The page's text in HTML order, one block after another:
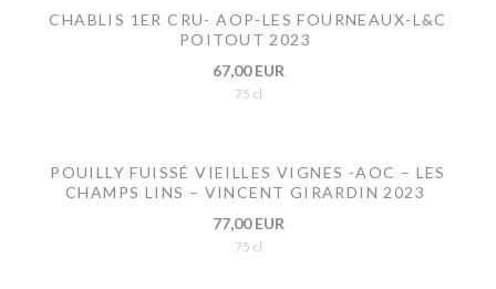
CHABLIS 1ER CRU- AOP-LES FOURNEAUX-L&C
POITOUT 2023
67,00 EUR
75 cl
POUILLY FUISSÉ VIEILLES VIGNES -AOC – LES
CHAMPS LINS – VINCENT GIRARDIN 2023
77,00 EUR
75 cl